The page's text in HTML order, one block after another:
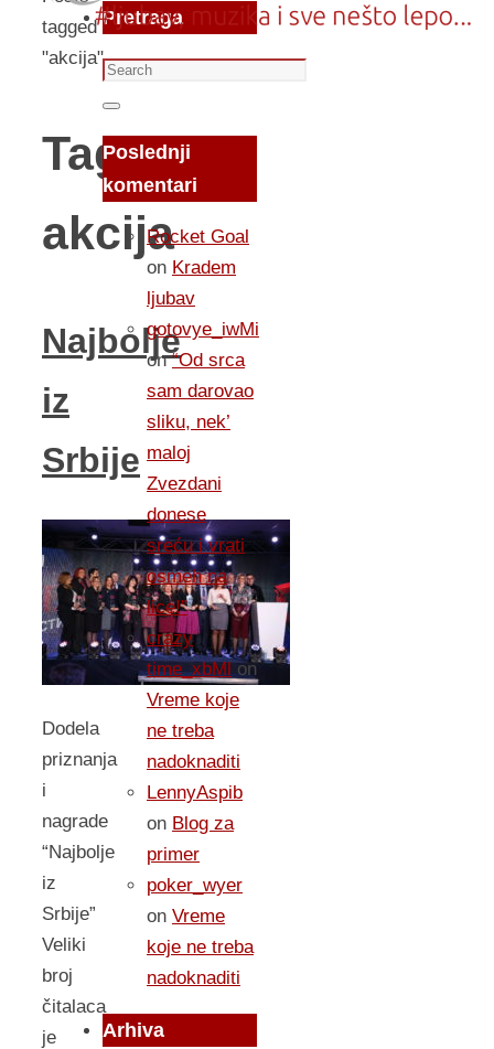
tagged
"akcija"
Tag:
akcija
Najbolje
iz
Srbije
Dodela
priznanja
i
nagrade
“Najbolje
iz
Srbije”
Veliki
broj
čitalaca
je
Pretraga
Search
for:
Search
Poslednji
komentari
Rocket Goal
on Kradem
ljubav
gotovye_iwMi
on“Od srca
sam darovao
sliku, nek’
maloj
Zvezdani
donese
sreću i vrati
osmeh na
lice!”
crazy
time_xbMlon
Vreme koje
ne treba
nadoknaditi
LennyAspib
on Blog za
primer
poker_wyer
on Vreme
koje ne treba
nadoknaditi
Arhiva